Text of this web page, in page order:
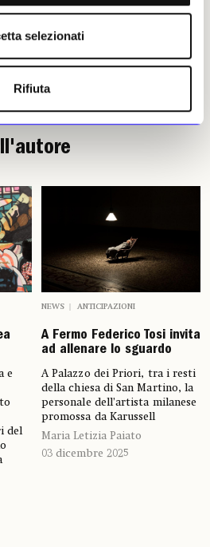
selezionati
Rifiuta
e
del
NEWS ANTICIPAZIONI
A Fermo Federico Tosi invita
ad allenare lo sguardo
A Palazzo dei Priori, tra i resti
della chiesa di San Martino, la
personale dell’artista milanese
promossa da Karussell
Maria Letizia Paiato
03 dicembre 2025